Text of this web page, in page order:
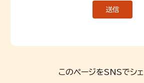
このページをSNSでシ